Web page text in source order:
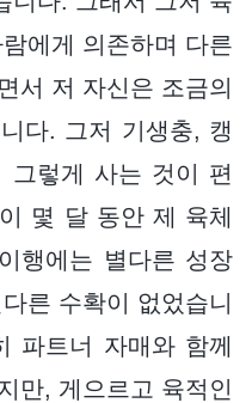
에게 의존하며 다른
서 저 자신은 조금의
다. 그저 기생충, 캥
그렇게 사는 것이 편
몇 달 동안 제 육체
행에는 별다른 성장
른 수확이 없었습니
파트너 자매와 함께
만, 게으르고 육적인